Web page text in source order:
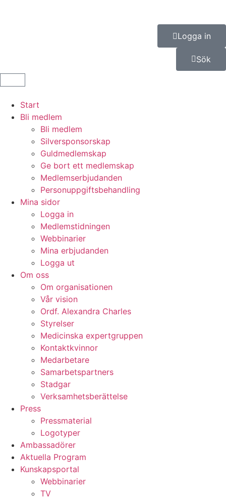
Logga in
Sök
Start
Bli medlem
Bli medlem
Silversponsorskap
Guldmedlemskap
Ge bort ett medlemskap
Medlemserbjudanden
Personuppgiftsbehandling
Mina sidor
Logga in
Medlemstidningen
Webbinarier
Mina erbjudanden
Logga ut
Om oss
Om organisationen
Vår vision
Ordf. Alexandra Charles
Styrelser
Medicinska expertgruppen
Kontaktkvinnor
Medarbetare
Samarbetspartners
Stadgar
Verksamhetsberättelse
Press
Pressmaterial
Logotyper
Ambassadörer
Aktuella Program
Kunskapsportal
Webbinarier
TV